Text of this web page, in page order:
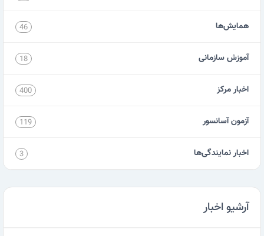
همایش‌ها 46
آموزش سازمانی 18
اخبار مرکز 400
آزمون آسانسور 119
اخبار نمایندگی‌ها 3
آرشیو اخبار